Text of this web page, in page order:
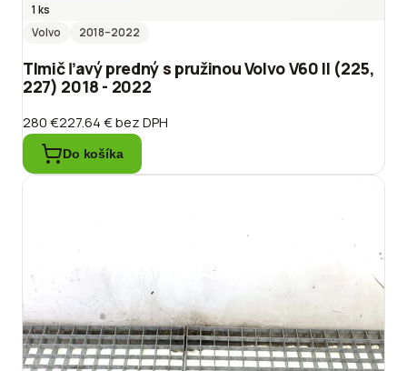
1 ks
Volvo
2018–2022
Tlmič ľavý predný s pružinou Volvo V60 II (225,
227) 2018 - 2022
280 €227.64 €bez DPH
Do košíka